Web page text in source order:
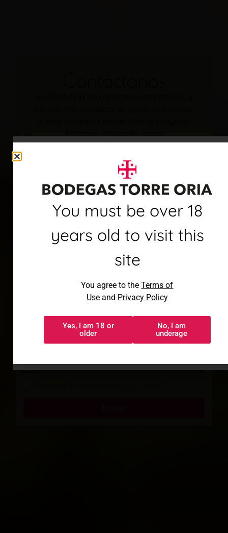
Debes ser mayor de 18
años para visitar este
sitio
Términos de usoyPolítica de
privacidad
Sí, tengo 18 o
No, soy menor
You must be over 18
years old to visit this
site
You agree to theTerms of
Useand Privacy Policy
Yes, I am 18 or
older
No, I am
underage